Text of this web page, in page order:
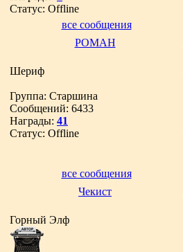
Статус: Offline
все сообщения
РОМАН
Шериф
Группа: Старшина
Сообщений: 6433
Награды: 41
Статус: Offline
все сообщения
Чекист
Горный Элф